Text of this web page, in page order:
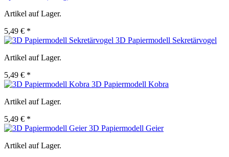
Artikel auf Lager.
5,49 € *
3D Papiermodell Sekretärvogel
Artikel auf Lager.
5,49 € *
3D Papiermodell Kobra
Artikel auf Lager.
5,49 € *
3D Papiermodell Geier
Artikel auf Lager.